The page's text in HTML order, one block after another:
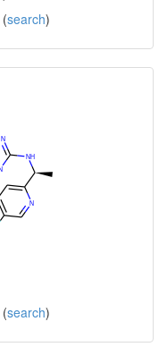
(search)
(search)